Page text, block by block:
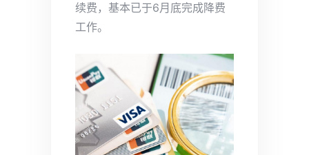
续费，基本已于6月底完成降费
工作。